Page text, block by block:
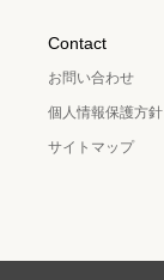
Contact
お問い合わせ
個人情報保護方針
サイトマップ